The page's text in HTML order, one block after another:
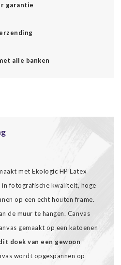
garantie
alle banken
met Ekologic HP Latex
fotografische kwaliteit, hoge
op een echt houten frame.
de muur te hangen. Canvas
gemaakt op een katoenen
doek van een gewoon
wordt opgespannen op